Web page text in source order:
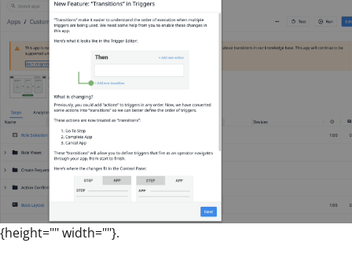
{height="" width=""}.